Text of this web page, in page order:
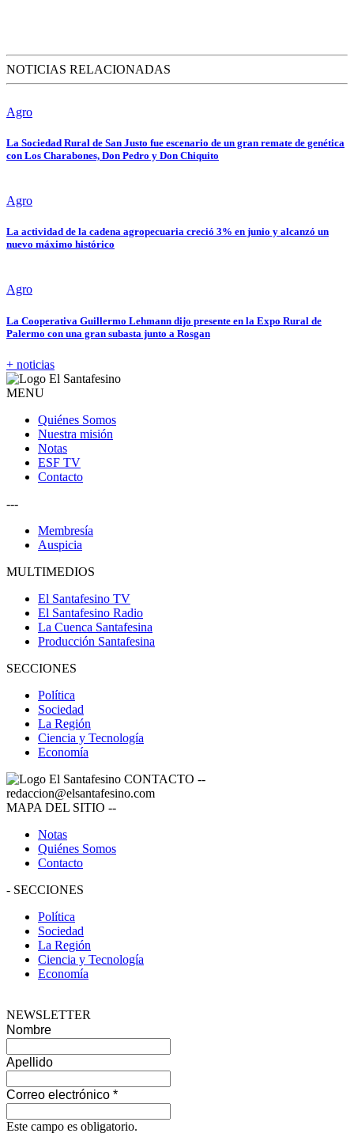
NOTICIAS RELACIONADAS
Agro
La Sociedad Rural de San Justo fue escenario de un gran remate de genética
con Los Charabones, Don Pedro y Don Chiquito
Agro
La actividad de la cadena agropecuaria creció 3% en junio y alcanzó un
nuevo máximo histórico
Agro
La Cooperativa Guillermo Lehmann dijo presente en la Expo Rural de
Palermo con una gran subasta junto a Rosgan
+ noticias
MENU
Quiénes Somos
Nuestra misión
Notas
ESF TV
Contacto
---
Membresía
Auspicia
MULTIMEDIOS
El Santafesino TV
El Santafesino Radio
La Cuenca Santafesina
Producción Santafesina
SECCIONES
Política
Sociedad
La Región
Ciencia y Tecnología
Economía
CONTACTO --
redaccion@elsantafesino.com
MAPA DEL SITIO --
Notas
Quiénes Somos
Contacto
- SECCIONES
Política
Sociedad
La Región
Ciencia y Tecnología
Economía
NEWSLETTER
Nombre
Apellido
Correo electrónico *
Este campo es obligatorio.